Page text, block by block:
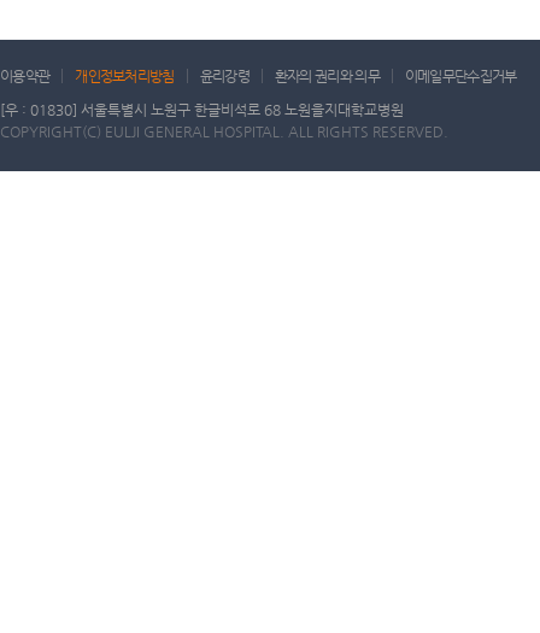
이용약관 개인정보처리방침 윤리강령 환자의 권리와 의무
이메일무단수집거부
[우 : 01830] 서울특별시 노원구 한글비석로 68 노원을지대학교병원
COPYRIGHT(C) EULJI GENERAL HOSPITAL. ALL RIGHTS RESERVED.